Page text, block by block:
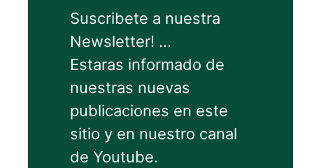
Suscribete a nuestra
Newsletter! ...
Estaras informado de
nuestras nuevas
publicaciones en este
sitio y en nuestro canal
de Youtube.